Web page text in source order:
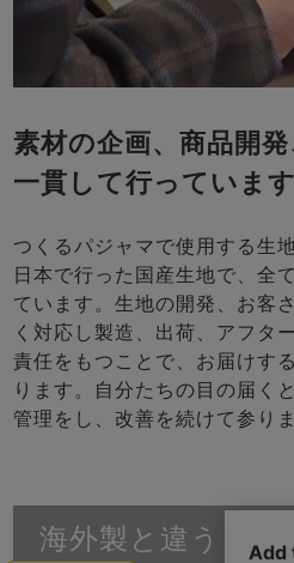
素材の企画、商品開
一貫して行っています
つくるパジャマで使用する生
日本で行った国産生地で、全
ています。生地の開発、お客
く対応し製造、出荷、アフタ
責任をもつことで、お届けす
ります。自分たちの目の届く
管理をし、改善を続けて参りま
海外製と違う、濁